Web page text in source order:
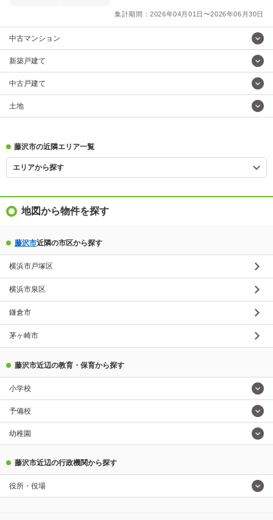
集計期間：2026年04月01日〜2026年06月30日
中古マンション
新築戸建て
中古戸建て
土地
藤沢市の近隣エリア一覧
エリアから探す
地図から物件を探す
藤沢市近隣の市区から探す
横浜市戸塚区
横浜市泉区
鎌倉市
茅ヶ崎市
藤沢市近辺の教育・保育から探す
小学校
予備校
幼稚園
藤沢市近辺の行政機関から探す
役所・役場